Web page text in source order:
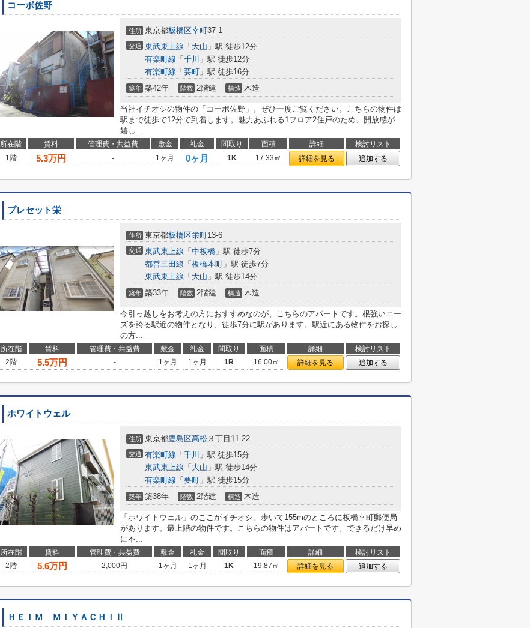
コーポ佐野
住所 東京都板橋区幸町37-1
交通 東武東上線 「 大山 」駅 徒歩12分
有楽町線 「 千川 」駅 徒歩12分
有楽町線 「 要町 」駅 徒歩16分
築年 築42年 階数 2階建 構造 木造
当社イチオシの物件の「コーポ佐野」。ぜひ一度ご覧ください。こちらの物件は
駅まで徒歩で12分で到着します。魅力あふれる1フロア2住戸のため、開放感が
嬉し...
所在階 賃料 管理費・共益費 敷金 礼金 間取り 面積 詳細
検討リスト
1階
5.3万円 - 1ヶ月 0ヶ月 1K 17.33㎡ 詳細を見る 追加する
ブレセット栄
住所 東京都板橋区栄町13-6
交通 東武東上線 「 中板橋 」駅 徒歩7分
都営三田線 「 板橋本町 」駅 徒歩7分
東武東上線 「 大山 」駅 徒歩14分
築年 築33年 階数 2階建 構造 木造
今引っ越しをお考えの方におすすめなのが、こちらのアパートです。根強いニー
ズを誇る駅近の物件となり、徒歩7分に駅があります。駅近にある物件をお探し
の方...
所在階 賃料 管理費・共益費 敷金 礼金 間取り 面積 詳細
検討リスト
2階
5.5万円 - 1ヶ月 1ヶ月 1R 16.00㎡ 詳細を見る 追加する
ホワイトウェル
住所 東京都豊島区高松 ３丁目11-22
交通 有楽町線 「 千川 」駅 徒歩15分
東武東上線 「 大山 」駅 徒歩14分
有楽町線 「 要町 」駅 徒歩15分
築年 築38年 階数 2階建 構造 木造
「ホワイトウェル」のここがイチオシ。歩いて155mのところに板橋幸町郵便局
があります。最上階の物件です。こちらの物件はアパートです。できるだけ早め
に不...
所在階 賃料 管理費・共益費 敷金 礼金 間取り 面積 詳細
検討リスト
2階
5.6万円 2,000円 1ヶ月 1ヶ月 1K 19.87㎡ 詳細を見る 追加する
ＨＥＩＭ ＭＩＹＡＣＨＩⅡ